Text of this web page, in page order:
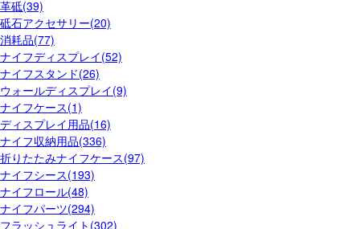
革砥(39)
砥石アクセサリー(20)
消耗品(77)
ナイフディスプレイ(52)
ナイフスタンド(26)
ウォールディスプレイ(9)
ナイフケース(1)
ディスプレイ用品(16)
ナイフ収納用品(336)
折りたたみナイフケース(97)
ナイフシース(193)
ナイフロール(48)
ナイフパーツ(294)
フラッシュライト(302)